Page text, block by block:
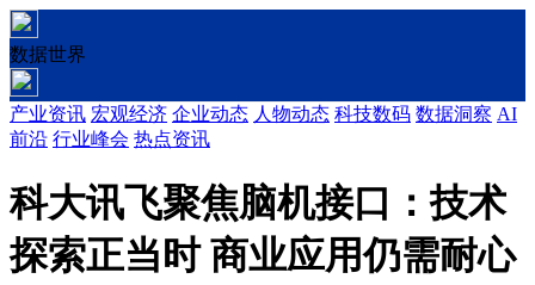
数据世界
产业资讯 宏观经济 企业动态 人物动态 科技数码 数据洞察 AI
前沿 行业峰会 热点资讯
科大讯飞聚焦脑机接口：技术
探索正当时 商业应用仍需耐心